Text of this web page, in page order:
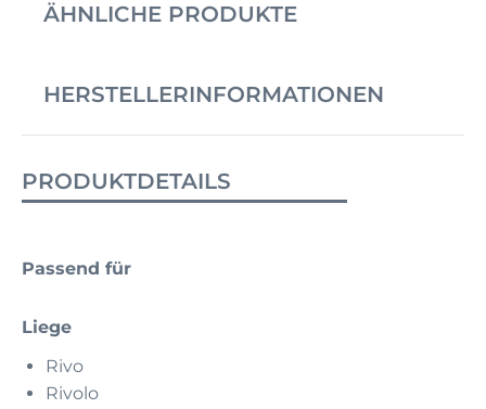
ÄHNLICHE PRODUKTE
HERSTELLERINFORMATIONEN
PRODUKTDETAILS
Passend für
Liege
Rivo
Rivolo